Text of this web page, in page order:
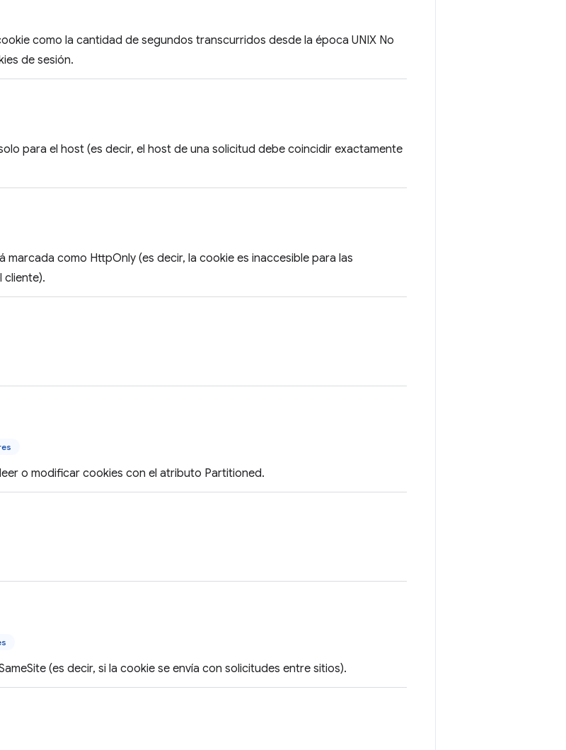
como la cantidad de segundos transcurridos desde la época UNIX No
de sesión.
para el host (es decir, el host de una solicitud debe coincidir exactamente
marcada como HttpOnly (es decir, la cookie es inaccesible para las
cliente).
o modificar cookies con el atributo Partitioned.
(es decir, si la cookie se envía con solicitudes entre sitios).